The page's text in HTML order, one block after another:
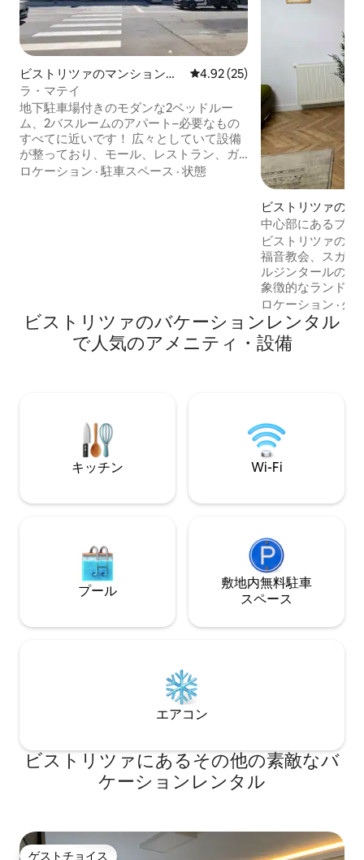
ビストリツァのマンション・
アパート
レビュー25件、5つ星中4.92つ
4.92 (25)
ラ・マテイ
地下駐車場付きのモダンな2ベッドルー
ム、2バスルームのアパート–必要なもの
すべてに近いです！ 広々としていて設備
が整っており、モール、レストラン、ガ
ソリンスタンド、ショップからわずか数
す
ロケーション ·駐車スペース · 状態
ビストリツァのマ
ート
中心部にあるプレ
パート
ビストリツァの
福音教会、スガレ
ルジンタールの家
象徴的なランドマ
ガントなアパー
な体験をお楽しみ
ントは最大4名様
ラックスするのに
部屋はお客様の快
計されており、上
す。
ロケーション ·外
ビストリツァのバケーションレンタル
で人気のアメニティ・設備
キッチン Wi-Fi
プール
敷地内無料駐⁠車
ス⁠ペ⁠ー⁠ス
エアコン
ビストリツァにあるその他の素敵なバ
ケーションレンタル
ゲストチョイス